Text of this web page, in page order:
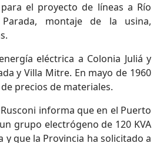
el proyecto de líneas a Río
montaje de la usina,
eléctrica a Colonia Juliá y
y Villa Mitre. En mayo de 1960
precios de materiales.
Rusconi informa que en el Puerto
grupo electrógeno de 120 KVA
y que la Provincia ha solicitado a